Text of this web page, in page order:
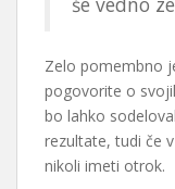
Zelo pomembno
pogovorite o
bo lahko
rezultate, tudi če
nikoli imeti otrok.